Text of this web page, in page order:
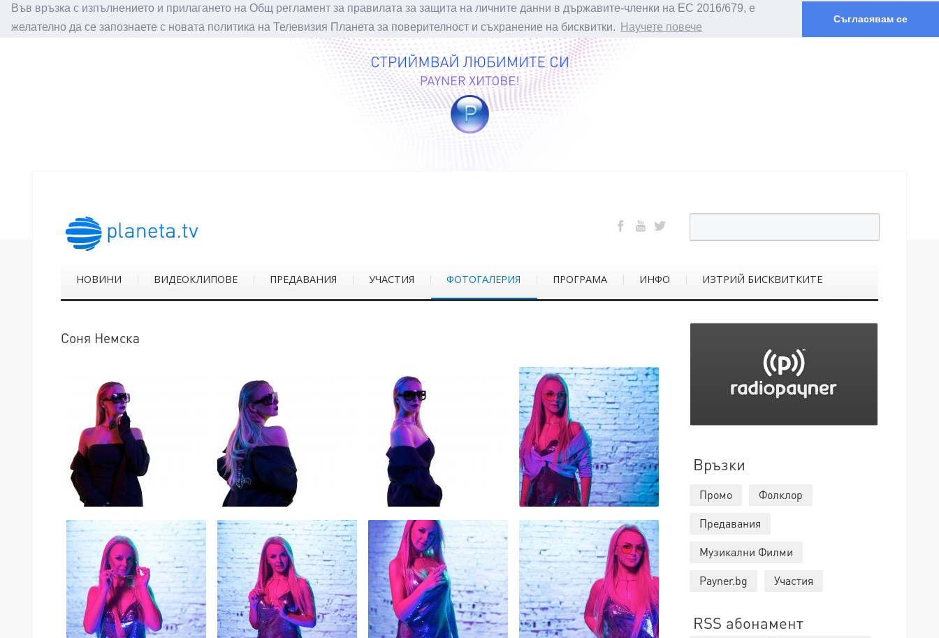
Във връзка с изпълнението и прилагането на Общ регламент за правилата за защита на личните данни в държавите-членки на ЕС 2016/679, е
желателно да се запознаете с новата политика на Телевизия Планета за поверителност и съхранение на бисквитки.
Научете повече
Съгласявам се
НОВИНИ ВИДЕОКЛИПОВЕ ПРЕДАВАНИЯ УЧАСТИЯ ФОТОГАЛЕРИЯ ПРОГРАМА ИНФО ИЗТРИЙ БИСКВИТКИТЕ
Соня Немска
Връзки
Промо
Фолклор
Предавания
Музикални Филми
Payner.bg
Участия
RSS абонамент